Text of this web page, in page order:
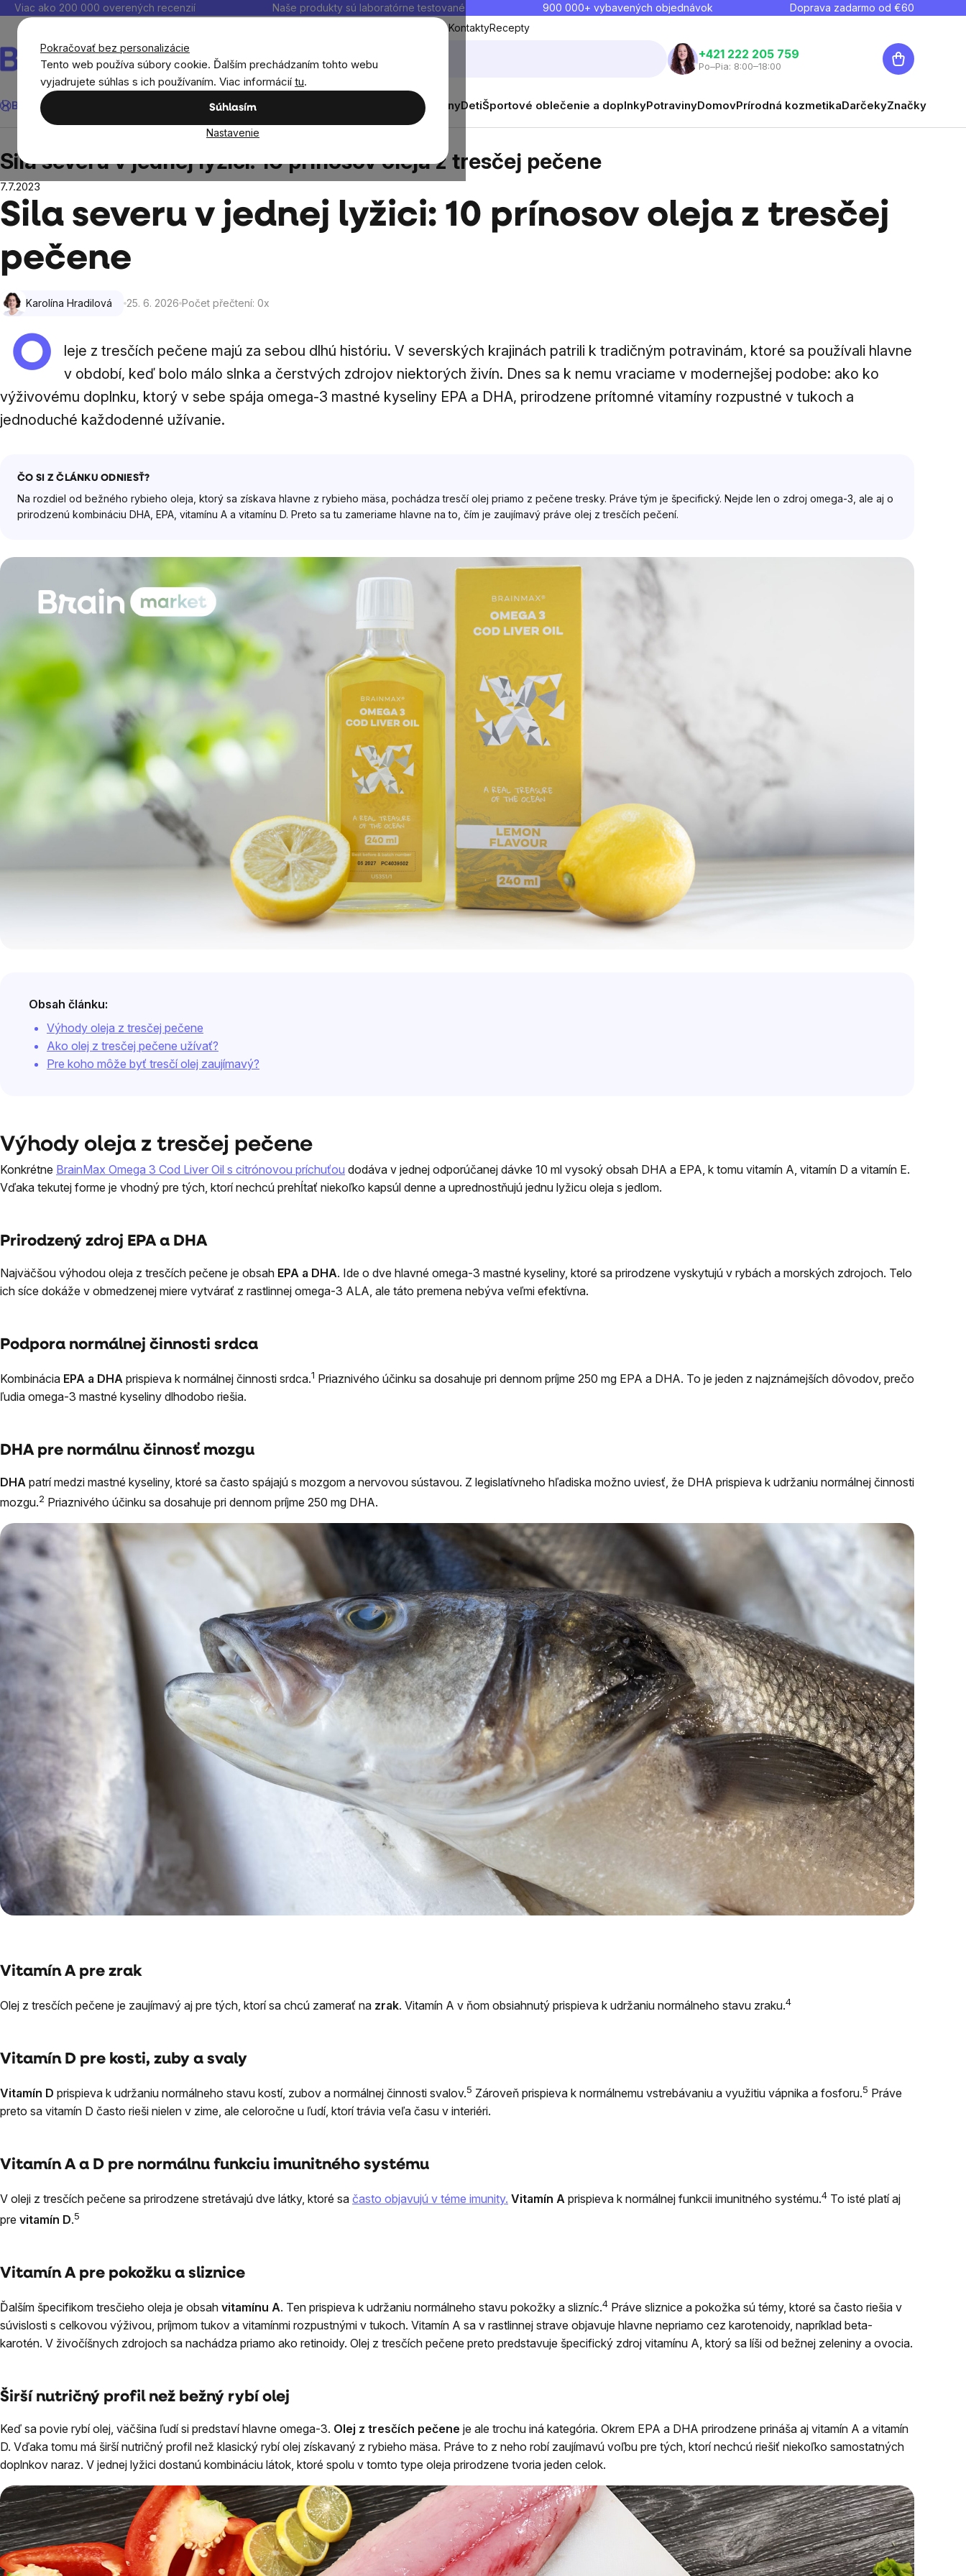
Pokračovať bez personalizácie
Tento web používa súbory cookie. Ďalším prechádzaním tohto webu
vyjadrujete súhlas s ich používaním. Viac informácií tu.
Súhlasím
Nastavenie
PrejsťViac ako 200 000 overených recenzií Naše produkty sú laboratórne testované 900 000+ vybavených objednávok Doprava zadarmo od €60
Doprava a platbaKontaktyRecepty
Hľadať
+421 222 205 759
Po–Pia: 8:00–18:00
Nákupný
košík
BrainMax® Výživové doplnky Muži ŽenyDetiŠportové oblečenie a doplnkyPotravinyDomovPrírodná kozmetikaDarčekyZnačky
Sila severu v jednej lyžici: 10 prínosov oleja z tresčej pečene
Sila severu v jednej lyžici: 10 prínosov oleja z tresčej pečene
7.7.2023
Sila severu v jednej lyžici: 10 prínosov oleja z tresčej
pečene
Karolína Hradilová 25. 6. 2026 Počet přečtení: 0x
O
leje z tresčích pečene majú za sebou dlhú históriu. V severských krajinách patrili k tradičným potravinám, ktoré sa používali hlavne
v období, keď bolo málo slnka a čerstvých zdrojov niektorých živín. Dnes sa k nemu vraciame v modernejšej podobe: ako ko
výživovému doplnku, ktorý v sebe spája omega-3 mastné kyseliny EPA a DHA, prirodzene prítomné vitamíny rozpustné v tukoch a
jednoduché každodenné užívanie.
ČO SI Z ČLÁNKU ODNIESŤ?
Na rozdiel od bežného rybieho oleja, ktorý sa získava hlavne z rybieho mäsa, pochádza tresčí olej priamo z pečene tresky. Práve tým je špecifický. Nejde len o zdroj omega-3, ale aj o
prirodzenú kombináciu DHA, EPA, vitamínu A a vitamínu D. Preto sa tu zameriame hlavne na to, čím je zaujímavý práve olej z tresčích pečení.
Obsah článku:
Výhody oleja z tresčej pečene
Ako olej z tresčej pečene užívať?
Pre koho môže byť tresčí olej zaujímavý?
Výhody oleja z tresčej pečene
Konkrétne BrainMax Omega 3 Cod Liver Oil s citrónovou príchuťou dodáva v jednej odporúčanej dávke 10 ml vysoký obsah DHA a EPA, k tomu vitamín A, vitamín D a vitamín E.
Vďaka tekutej forme je vhodný pre tých, ktorí nechcú prehĺtať niekoľko kapsúl denne a uprednostňujú jednu lyžicu oleja s jedlom.
Prirodzený zdroj EPA a DHA
Najväčšou výhodou oleja z tresčích pečene je obsah EPA a DHA. Ide o dve hlavné omega-3 mastné kyseliny, ktoré sa prirodzene vyskytujú v rybách a morských zdrojoch. Telo
ich síce dokáže v obmedzenej miere vytvárať z rastlinnej omega-3 ALA, ale táto premena nebýva veľmi efektívna.
Podpora normálnej činnosti srdca
Kombinácia EPA a DHA prispieva k normálnej činnosti srdca.1 Priaznivého účinku sa dosahuje pri dennom príjme 250 mg EPA a DHA. To je jeden z najznámejších dôvodov, prečo
ľudia omega-3 mastné kyseliny dlhodobo riešia.
DHA pre normálnu činnosť mozgu
DHA patrí medzi mastné kyseliny, ktoré sa často spájajú s mozgom a nervovou sústavou. Z legislatívneho hľadiska možno uviesť, že DHA prispieva k udržaniu normálnej činnosti
mozgu.2 Priaznivého účinku sa dosahuje pri dennom príjme 250 mg DHA.
Vitamín A pre zrak
Olej z tresčích pečene je zaujímavý aj pre tých, ktorí sa chcú zamerať na zrak. Vitamín A v ňom obsiahnutý prispieva k udržaniu normálneho stavu zraku.4
Vitamín D pre kosti, zuby a svaly
Vitamín D prispieva k udržaniu normálneho stavu kostí, zubov a normálnej činnosti svalov.5 Zároveň prispieva k normálnemu vstrebávaniu a využitiu vápnika a fosforu.5 Práve
preto sa vitamín D často rieši nielen v zime, ale celoročne u ľudí, ktorí trávia veľa času v interiéri.
Vitamín A a D pre normálnu funkciu imunitného systému
V oleji z tresčích pečene sa prirodzene stretávajú dve látky, ktoré sa často objavujú v téme imunity. Vitamín A prispieva k normálnej funkcii imunitného systému.4 To isté platí aj
pre vitamín D.5
Vitamín A pre pokožku a sliznice
Ďalším špecifikom tresčieho oleja je obsah vitamínu A. Ten prispieva k udržaniu normálneho stavu pokožky a slizníc.4 Práve sliznice a pokožka sú témy, ktoré sa často riešia v
súvislosti s celkovou výživou, príjmom tukov a vitamínmi rozpustnými v tukoch. Vitamín A sa v rastlinnej strave objavuje hlavne nepriamo cez karotenoidy, napríklad beta-
karotén. V živočíšnych zdrojoch sa nachádza priamo ako retinoidy. Olej z tresčích pečene preto predstavuje špecifický zdroj vitamínu A, ktorý sa líši od bežnej zeleniny a ovocia.
Širší nutričný profil než bežný rybí olej
Keď sa povie rybí olej, väčšina ľudí si predstaví hlavne omega-3. Olej z tresčích pečene je ale trochu iná kategória. Okrem EPA a DHA prirodzene prináša aj vitamín A a vitamín
D. Vďaka tomu má širší nutričný profil než klasický rybí olej získavaný z rybieho mäsa. Práve to z neho robí zaujímavú voľbu pre tých, ktorí nechcú riešiť niekoľko samostatných
doplnkov naraz. V jednej lyžici dostanú kombináciu látok, ktoré spolu v tomto type oleja prirodzene tvoria jeden celok.